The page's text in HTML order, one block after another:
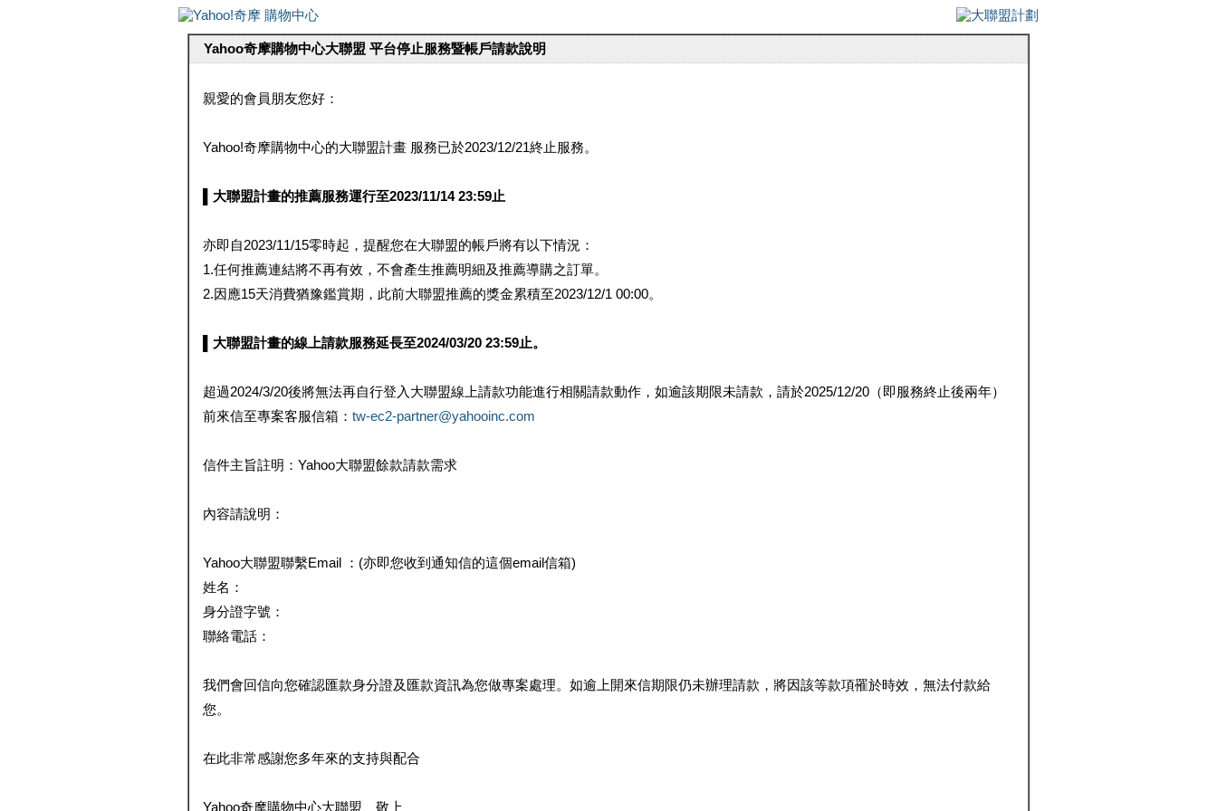
Yahoo奇摩購物中心大聯盟 平台停止服務暨帳戶請款說明
親愛的會員朋友您好：
Yahoo!奇摩購物中心的大聯盟計畫 服務已於2023/12/21終止服務。
▌大聯盟計畫的推薦服務運行至2023/11/14 23:59止
亦即自2023/11/15零時起，提醒您在大聯盟的帳戶將有以下情況：
1.任何推薦連結將不再有效，不會產生推薦明細及推薦導購之訂單。
2.因應15天消費猶豫鑑賞期，此前大聯盟推薦的獎金累積至2023/12/1 00:00。
▌大聯盟計畫的線上請款服務延長至2024/03/20 23:59止。
超過2024/3/20後將無法再自行登入大聯盟線上請款功能進行相關請款動作，如逾該期限未請款，請於2025/12/20（即服務終止後兩年）
前來信至專案客服信箱： tw-ec2-partner@yahooinc.com
信件主旨註明：Yahoo大聯盟餘款請款需求
內容請說明：
Yahoo大聯盟聯繫Email ：(亦即您收到通知信的這個email信箱)
姓名：
身分證字號：
聯絡電話：
我們會回信向您確認匯款身分證及匯款資訊為您做專案處理。如逾上開來信期限仍未辦理請款，將因該等款項罹於時效，無法付款給
您。
在此非常感謝您多年來的支持與配合
Yahoo奇摩購物中心大聯盟 敬上